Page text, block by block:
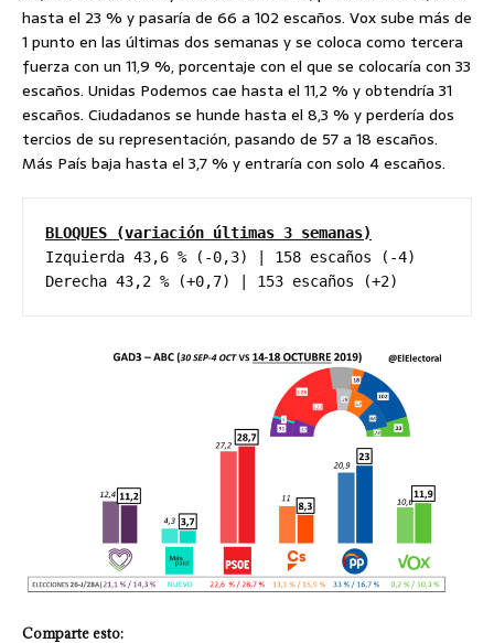
hasta el 23 % y pasaría de 66 a 102 escaños. Vox sube más de
1 punto en las últimas dos semanas y se coloca como tercera
fuerza con un 11,9 %, porcentaje con el que se colocaría con 33
escaños. Unidas Podemos cae hasta el 11,2 % y obtendría 31
escaños. Ciudadanos se hunde hasta el 8,3 % y perdería dos
tercios de su representación, pasando de 57 a 18 escaños.
Más País baja hasta el 3,7 % y entraría con solo 4 escaños.
BLOQUES (variación últimas 3 semanas)
Izquierda 43,6 % (-0,3) | 158 escaños (-4)
Derecha 43,2 % (+0,7) | 153 escaños (+2)
Comparte esto: